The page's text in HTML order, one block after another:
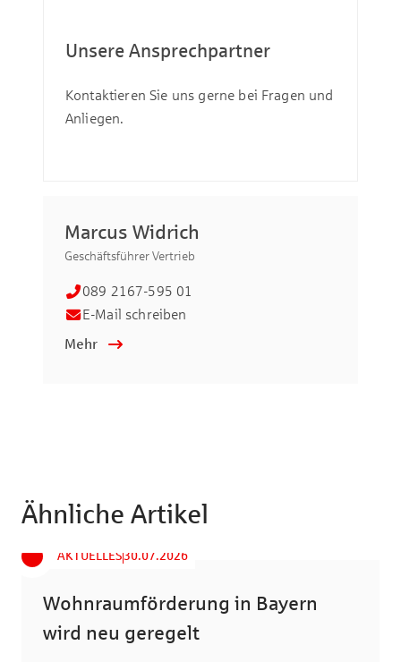
Unsere Ansprechpartner
Kontaktieren Sie uns gerne bei Fragen und
Anliegen.
Marcus Widrich
Geschäftsführer Vertrieb
089 2167-595 01
E-Mail schreiben
Mehr
Ähnliche Artikel
AKTUELLES30.07.2026
Wohnraumförderung in Bayern
wird neu geregelt